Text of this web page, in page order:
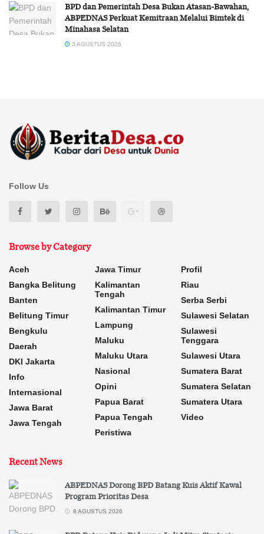
BPD dan Pemerintah Desa Bukan Atasan-Bawahan,
ABPEDNAS Perkuat Kemitraan Melalui Bimtek di
Minahasa Selatan
3 AGUSTUS 2026
Follow Us
Browse by Category
Aceh
Bangka Belitung
Banten
Belitung Timur
Bengkulu
Daerah
DKI Jakarta
Info
Internasional
Jawa Barat
Jawa Tengah
Jawa Timur
Kalimantan
Tengah
Kalimantan Timur
Lampung
Maluku
Maluku Utara
Nasional
Opini
Papua Barat
Papua Tengah
Peristiwa
Profil
Riau
Serba Serbi
Sulawesi Selatan
Sulawesi
Tenggara
Sulawesi Utara
Sumatera Barat
Sumatera Selatan
Sumatera Utara
Video
Recent News
ABPEDNAS Dorong BPD Batang Kuis Aktif Kawal
Program Prioritas Desa
8 AGUSTUS 2026